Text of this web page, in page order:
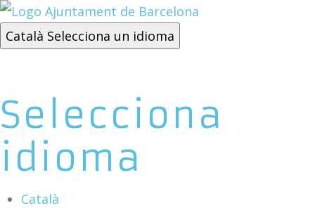
Català Selecciona un idioma
Selecciona
idioma
Català